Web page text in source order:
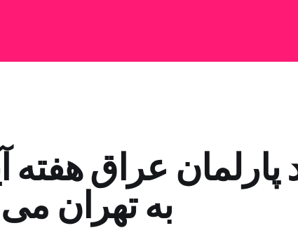
عراق هفته
به تهران